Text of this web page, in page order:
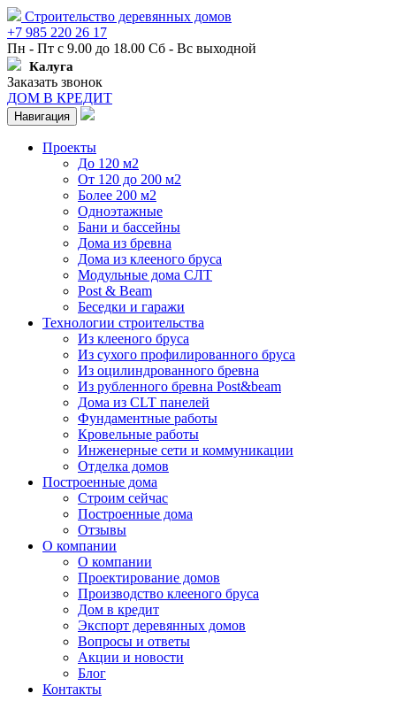
Строительство деревянных домов
+7 985 220 26 17
Пн - Пт с 9.00 до 18.00 Сб - Вс выходной
Калуга
Заказать звонок
ДОМ В КРЕДИТ
Навигация
Проекты
До 120 м2
От 120 до 200 м2
Более 200 м2
Одноэтажные
Бани и бассейны
Дома из бревна
Дома из клееного бруса
Модульные дома СЛТ
Post & Beam
Беседки и гаражи
Технологии строительства
Из клееного бруса
Из сухого профилированного бруса
Из оцилиндрованного бревна
Из рубленного бревна Post&beam
Дома из CLT панелей
Фундаментные работы
Кровельные работы
Инженерные сети и коммуникации
Отделка домов
Построенные дома
Строим сейчас
Построенные дома
Отзывы
О компании
О компании
Проектирование домов
Производство клееного бруса
Дом в кредит
Экспорт деревянных домов
Вопросы и ответы
Акции и новости
Блог
Контакты